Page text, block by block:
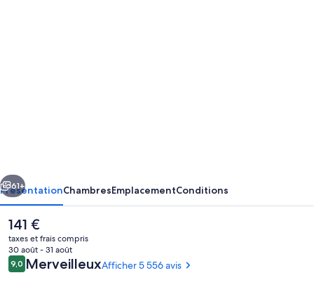
Suivant
61+
PrésentationChambresEmplacementConditions
Le
prix
actuel
est
de
141 €
taxes et frais compris
30 août - 31 août
Avis
voyageurs
9,09,0 sur 10
MerveilleuxAfficher 5 556 avis